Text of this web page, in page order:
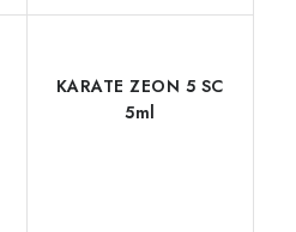
KARATE ZEON 5 SC
5ml